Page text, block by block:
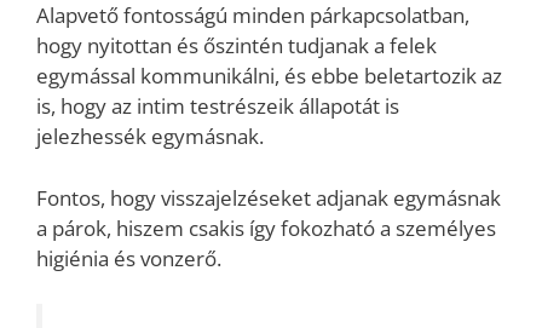
Alapvető fontosságú minden párkapcsolatban,
hogy nyitottan és őszintén tudjanak a felek
egymással kommunikálni, és ebbe beletartozik az
is, hogy az intim testrészeik állapotát is
jelezhessék egymásnak.
Fontos, hogy visszajelzéseket adjanak egymásnak
a párok, hiszem csakis így fokozható a személyes
higiénia és vonzerő.